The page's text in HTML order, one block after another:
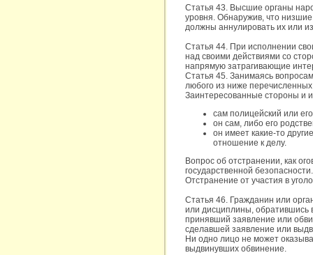
Статья 43. Высшие органы
уровня. Обнаружив, что
должны аннулировать их или
Статья 44. При исполнении
над своими действиями со
напрямую затрагивающие
Статья 45. Занимаясь
любого из ниже перечисленных
Заинтересованные стороны и
сам полицейский или
он сам, либо его
он имеет какие-то
отношение к делу.
Вопрос об отстранении, как
государственной безопасности.
Отстранение от участия в
Статья 46. Гражданин или
или дисциплины, обратившись
принявший заявление или
сделавшей заявление или
Ни одно лицо не может
выдвинувших обвинение.